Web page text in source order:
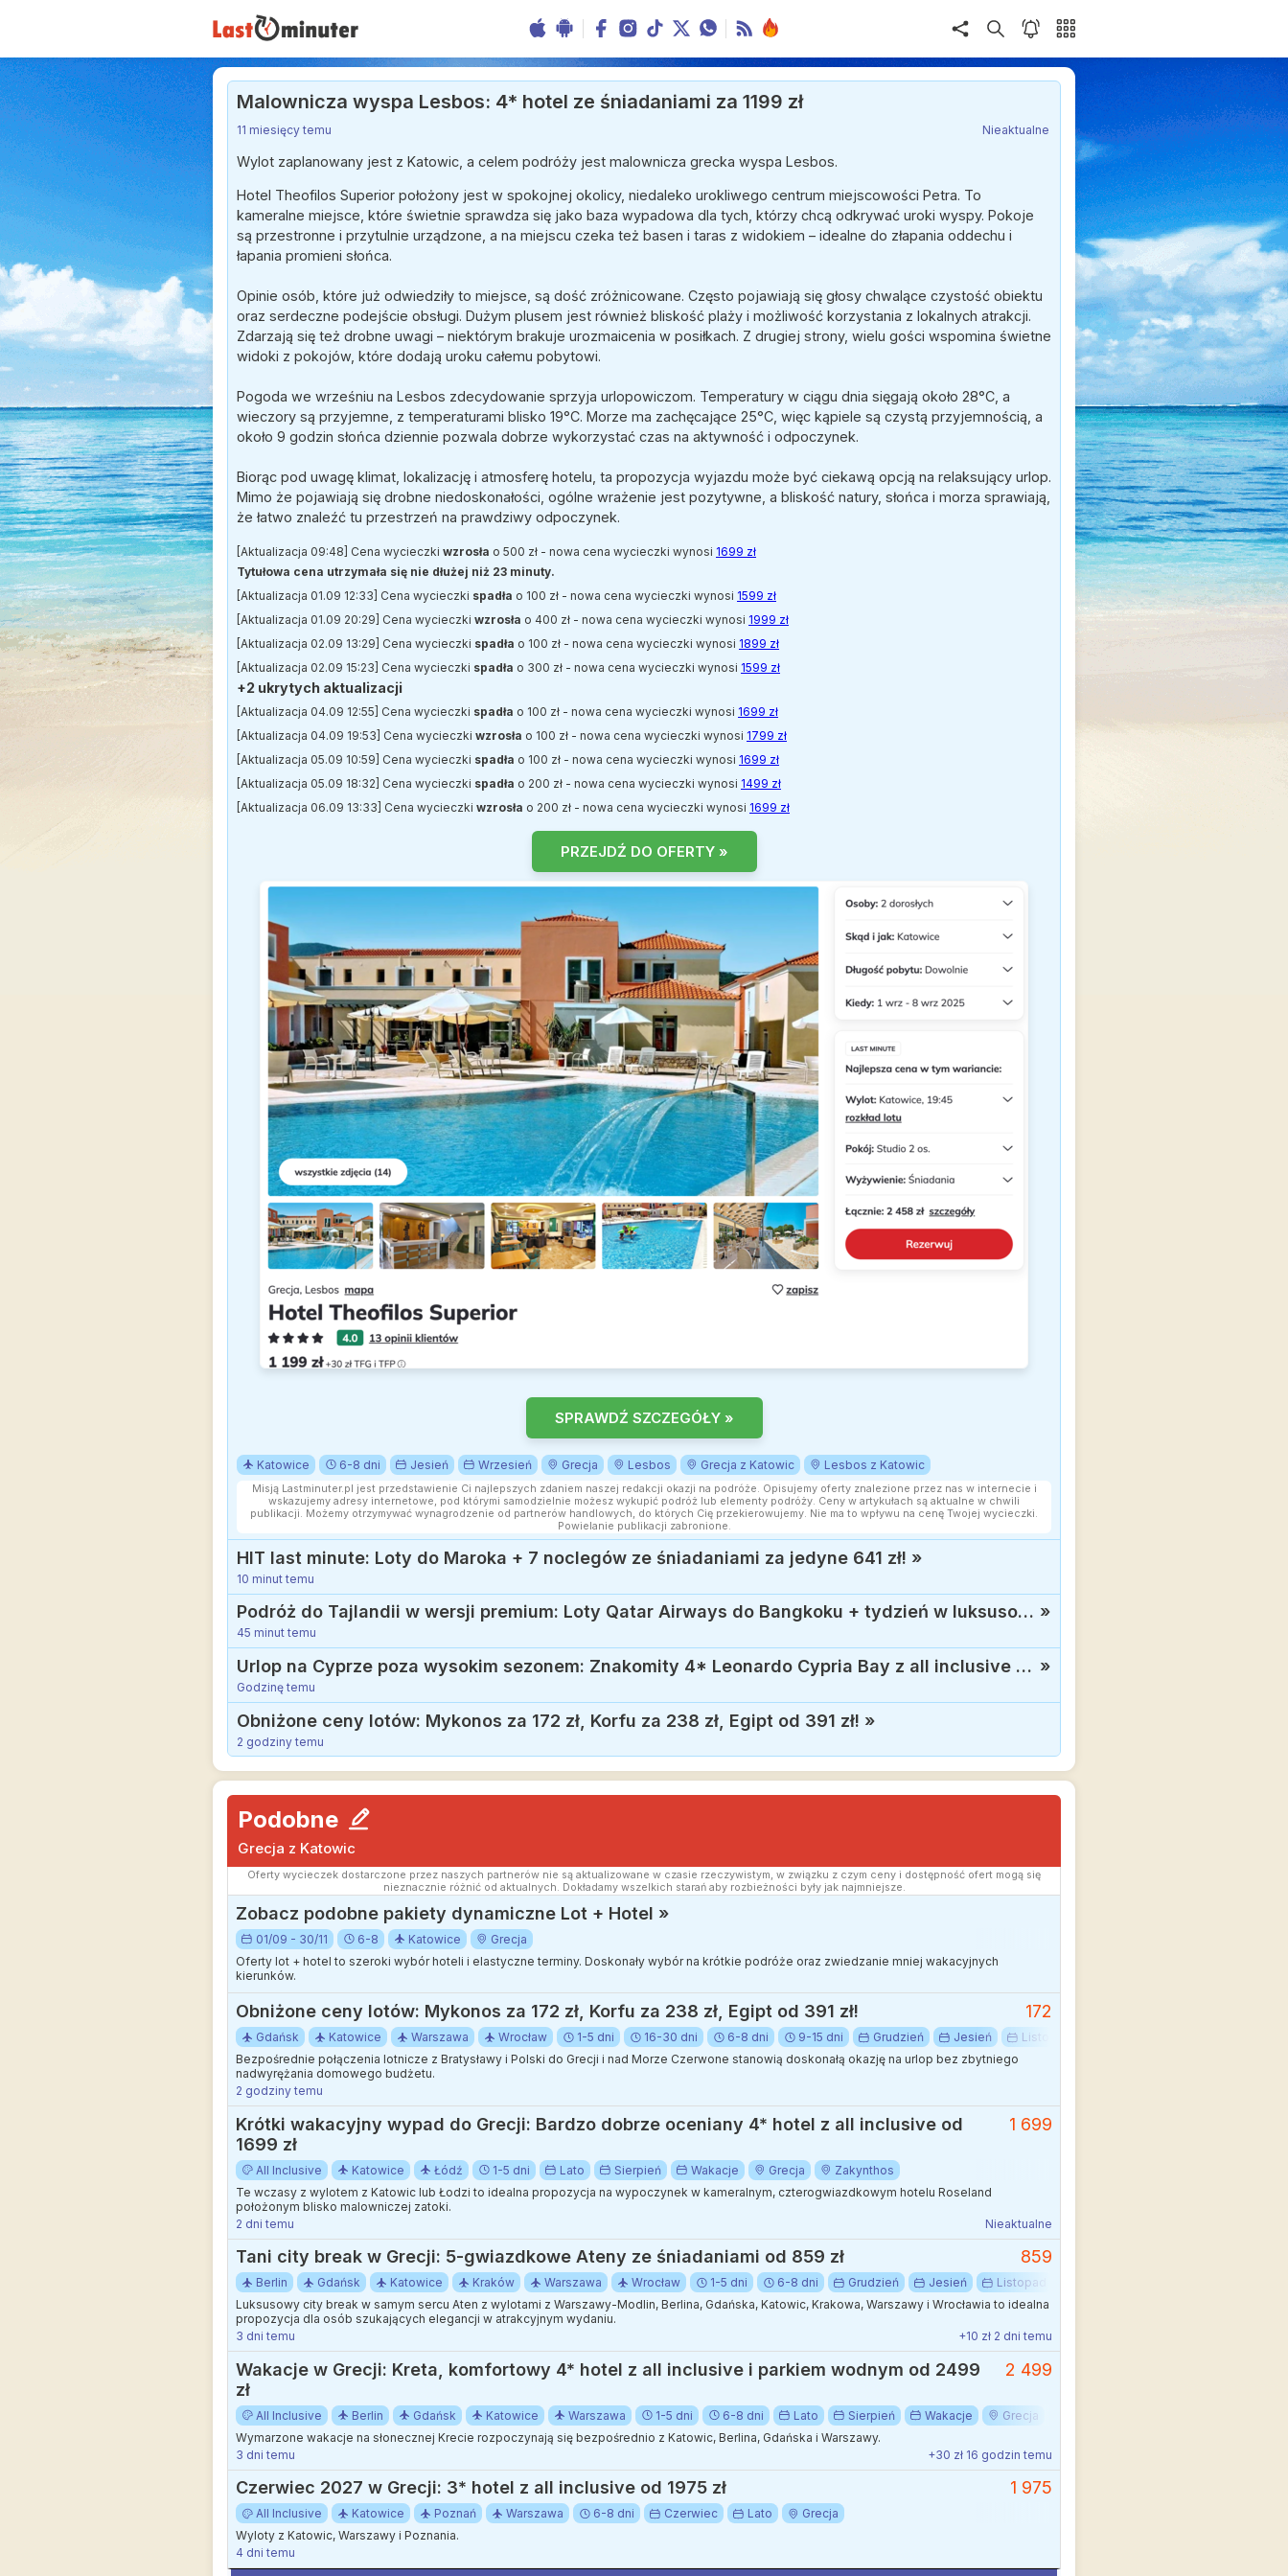
Malownicza wyspa Lesbos: 4* hotel ze śniadaniami za 1199 zł
11 miesięcy temu Nieaktualne
Wylot zaplanowany jest z Katowic, a celem podróży jest malownicza grecka wyspa Lesbos.
Hotel Theofilos Superior położony jest w spokojnej okolicy, niedaleko urokliwego centrum miejscowości Petra. To
kameralne miejsce, które świetnie sprawdza się jako baza wypadowa dla tych, którzy chcą odkrywać uroki wyspy. Pokoje
są przestronne i przytulnie urządzone, a na miejscu czeka też basen i taras z widokiem – idealne do złapania oddechu i
łapania promieni słońca.
Opinie osób, które już odwiedziły to miejsce, są dość zróżnicowane. Często pojawiają się głosy chwalące czystość obiektu
oraz serdeczne podejście obsługi. Dużym plusem jest również bliskość plaży i możliwość korzystania z lokalnych atrakcji.
Zdarzają się też drobne uwagi – niektórym brakuje urozmaicenia w posiłkach. Z drugiej strony, wielu gości wspomina świetne
widoki z pokojów, które dodają uroku całemu pobytowi.
Pogoda we wrześniu na Lesbos zdecydowanie sprzyja urlopowiczom. Temperatury w ciągu dnia sięgają około 28°C, a
wieczory są przyjemne, z temperaturami blisko 19°C. Morze ma zachęcające 25°C, więc kąpiele są czystą przyjemnością, a
około 9 godzin słońca dziennie pozwala dobrze wykorzystać czas na aktywność i odpoczynek.
Biorąc pod uwagę klimat, lokalizację i atmosferę hotelu, ta propozycja wyjazdu może być ciekawą opcją na relaksujący urlop.
Mimo że pojawiają się drobne niedoskonałości, ogólne wrażenie jest pozytywne, a bliskość natury, słońca i morza sprawiają,
że łatwo znaleźć tu przestrzeń na prawdziwy odpoczynek.
[Aktualizacja 09:48] Cena wycieczki wzrosła o 500 zł - nowa cena wycieczki wynosi 1699 zł
Tytułowa cena utrzymała się nie dłużej niż 23 minuty.
[Aktualizacja 01.09 12:33] Cena wycieczki spadła o 100 zł - nowa cena wycieczki wynosi 1599 zł
[Aktualizacja 01.09 20:29] Cena wycieczki wzrosła o 400 zł - nowa cena wycieczki wynosi 1999 zł
[Aktualizacja 02.09 13:29] Cena wycieczki spadła o 100 zł - nowa cena wycieczki wynosi 1899 zł
[Aktualizacja 02.09 15:23] Cena wycieczki spadła o 300 zł - nowa cena wycieczki wynosi 1599 zł
+2 ukrytych aktualizacji
[Aktualizacja 04.09 12:55] Cena wycieczki spadła o 100 zł - nowa cena wycieczki wynosi 1699 zł
[Aktualizacja 04.09 19:53] Cena wycieczki wzrosła o 100 zł - nowa cena wycieczki wynosi 1799 zł
[Aktualizacja 05.09 10:59] Cena wycieczki spadła o 100 zł - nowa cena wycieczki wynosi 1699 zł
[Aktualizacja 05.09 18:32] Cena wycieczki spadła o 200 zł - nowa cena wycieczki wynosi 1499 zł
[Aktualizacja 06.09 13:33] Cena wycieczki wzrosła o 200 zł - nowa cena wycieczki wynosi 1699 zł
PRZEJDŹ DO OFERTY »
SPRAWDŹ SZCZEGÓŁY »
Katowice 6-8 dni Jesień Wrzesień Grecja Lesbos Grecja z Katowic Lesbos z Katowic
Misją Lastminuter.pl jest przedstawienie Ci najlepszych zdaniem naszej redakcji okazji na podróże. Opisujemy oferty znalezione przez nas w internecie i
wskazujemy adresy internetowe, pod którymi samodzielnie możesz wykupić podróż lub elementy podróży. Ceny w artykułach są aktualne w chwili
publikacji. Możemy otrzymywać wynagrodzenie od partnerów handlowych, do których Cię przekierowujemy. Nie ma to wpływu na cenę Twojej wycieczki.
Powielanie publikacji zabronione.
HIT last minute: Loty do Maroka + 7 noclegów ze śniadaniami za jedyne 641 zł! »
10 minut temu
Podróż do Tajlandii w wersji premium: Loty Qatar Airways do Bangkoku + tydzień w luksusowym 5* hotelu od 2853 zł »
45 minut temu
Urlop na Cyprze poza wysokim sezonem: Znakomity 4* Leonardo Cypria Bay z all inclusive od 1873 zł »
Godzinę temu
Obniżone ceny lotów: Mykonos za 172 zł, Korfu za 238 zł, Egipt od 391 zł! »
2 godziny temu
Podobne
Grecja z Katowic
Oferty wycieczek dostarczone przez naszych partnerów nie są aktualizowane w czasie rzeczywistym, w związku z czym ceny i dostępność ofert mogą się
nieznacznie różnić od aktualnych. Dokładamy wszelkich starań aby rozbieżności były jak najmniejsze.
Zobacz podobne pakiety dynamiczne Lot + Hotel »
01/09 - 30/11 6-8 Katowice
Grecja
Oferty lot + hotel to szeroki wybór hoteli i elastyczne terminy. Doskonały wybór na krótkie podróże oraz zwiedzanie mniej wakacyjnych
kierunków.
Obniżone ceny lotów: Mykonos za 172 zł, Korfu za 238 zł, Egipt od 391 zł! 172
Gdańsk Katowice Warszawa Wrocław 1-5 dni 16-30 dni 6-8 dni 9-15 dni Grudzień Jesień Listopad
Bezpośrednie połączenia lotnicze z Bratysławy i Polski do Grecji i nad Morze Czerwone stanowią doskonałą okazję na urlop bez zbytniego
nadwyrężania domowego budżetu.
2 godziny temu
Krótki wakacyjny wypad do Grecji: Bardzo dobrze oceniany 4* hotel z all inclusive od
1699 zł
1 699
All Inclusive Katowice Łódź 1-5 dni Lato Sierpień Wakacje Grecja
Zakynthos
Te wczasy z wylotem z Katowic lub Łodzi to idealna propozycja na wypoczynek w kameralnym, czterogwiazdkowym hotelu Roseland
położonym blisko malowniczej zatoki.
2 dni temu
Nieaktualne
Tani city break w Grecji: 5-gwiazdkowe Ateny ze śniadaniami od 859 zł 859
Berlin Gdańsk Katowice Kraków Warszawa Wrocław 1-5 dni 6-8 dni Grudzień Jesień Listopad
Luksusowy city break w samym sercu Aten z wylotami z Warszawy-Modlin, Berlina, Gdańska, Katowic, Krakowa, Warszawy i Wrocławia to idealna
propozycja dla osób szukających elegancji w atrakcyjnym wydaniu.
3 dni temu
+10 zł 2 dni temu
Wakacje w Grecji: Kreta, komfortowy 4* hotel z all inclusive i parkiem wodnym od 2499
zł
2 499
All Inclusive Berlin Gdańsk Katowice Warszawa 1-5 dni 6-8 dni Lato Sierpień Wakacje Grecja
Wymarzone wakacje na słonecznej Krecie rozpoczynają się bezpośrednio z Katowic, Berlina, Gdańska i Warszawy.
3 dni temu
+30 zł 16 godzin temu
Czerwiec 2027 w Grecji: 3* hotel z all inclusive od 1975 zł 1 975
All Inclusive Katowice Poznań Warszawa 6-8 dni Czerwiec Lato
Grecja
Wyloty z Katowic, Warszawy i Poznania.
4 dni temu